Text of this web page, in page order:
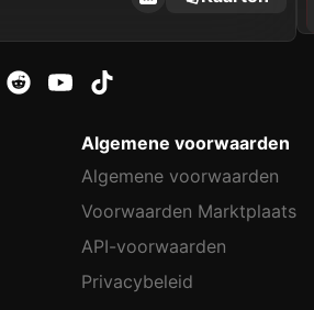
Algemene voorwaarden
Algemene voorwaarden
Voorwaarden Marktplaats
API-voorwaarden
Privacybeleid